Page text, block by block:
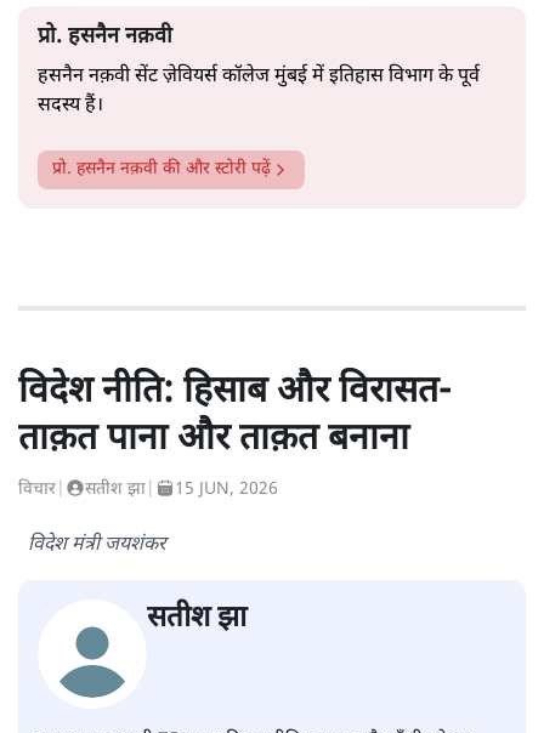
चुनाव अभियान मुहिम से कभी बाहर न निकला आदमी!
सत्य हिन्दी ऐपडाउनलोडकरें
हसनैन नक़वी सेंट ज़ेवियर्स कॉलेज मुंबई में
इतिहास विभाग के पूर्व
सदस्य हैं।
प्रो. हसनैन नक़वीकी और स्टोरी पढ़ें
विदेश नीति: हिसाब और विरासत-